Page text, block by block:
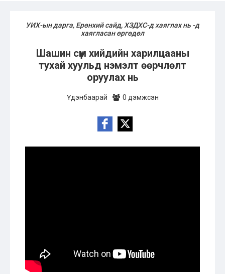
УИХ-ын дарга, Ерөнхий сайд, ХЗДХС-д хаяглах нь -д
хаягласан өргөдөл
Шашин сүм хийдийн харилцааны
тухай хуульд нэмэлт өөрчлөлт
оруулах нь
Үдэнбаарай 0 дэмжсэн